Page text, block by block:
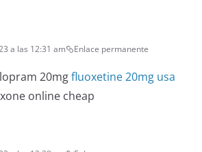
a las 12:31 am Enlace permanente
20mgfluoxetine 20mg usa
online cheap